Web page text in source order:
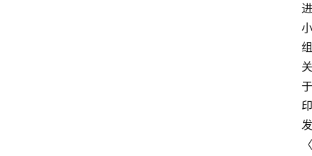
进
小
组
关
于
印
发
〈